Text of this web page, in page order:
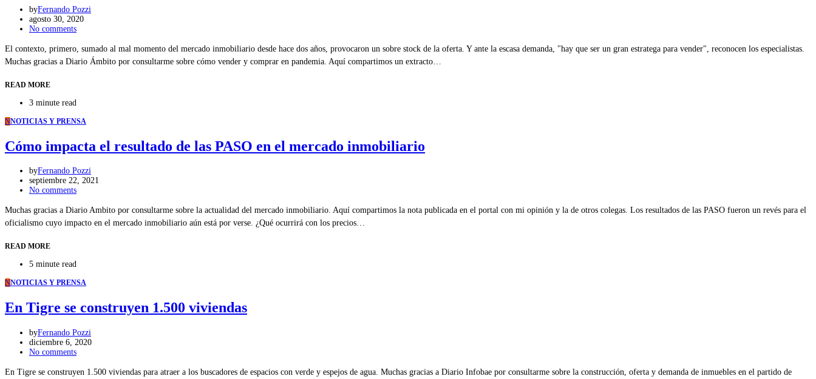
byFernando Pozzi
agosto 30, 2020
No comments
El contexto, primero, sumado al mal momento del mercado inmobiliario desde hace dos años, provocaron un sobre stock de la oferta. Y ante la escasa demanda, "hay que ser un gran estratega para vender", reconocen los especialistas.
Muchas gracias a Diario Ámbito por consultarme sobre cómo vender y comprar en pandemia. Aquí compartimos un extracto…
READ MORE
3 minute read
NNOTICIAS Y PRENSA
Cómo impacta el resultado de las PASO en el mercado inmobiliario
byFernando Pozzi
septiembre 22, 2021
No comments
Muchas gracias a Diario Ambito por consultarme sobre la actualidad del mercado inmobiliario. Aquí compartimos la nota publicada en el portal con mi opinión y la de otros colegas. Los resultados de las PASO fueron un revés para el
oficialismo cuyo impacto en el mercado inmobiliario aún está por verse. ¿Qué ocurrirá con los precios…
READ MORE
5 minute read
NNOTICIAS Y PRENSA
En Tigre se construyen 1.500 viviendas
byFernando Pozzi
diciembre 6, 2020
No comments
En Tigre se construyen 1.500 viviendas para atraer a los buscadores de espacios con verde y espejos de agua. Muchas gracias a Diario Infobae por consultarme sobre la construcción, oferta y demanda de inmuebles en el partido de